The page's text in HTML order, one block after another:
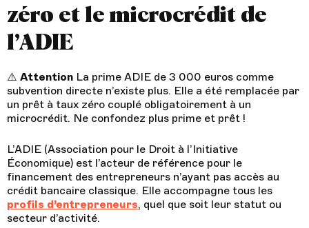
zéro et le microcrédit de
l’ADIE
⚠️ Attention La prime ADIE de 3 000 euros comme
subvention directe n’existe plus. Elle a été remplacée par
un prêt à taux zéro couplé obligatoirement à un
microcrédit. Ne confondez plus prime et prêt !
L’ADIE (Association pour le Droit à l’Initiative
Économique) est l’acteur de référence pour le
financement des entrepreneurs n’ayant pas accès au
crédit bancaire classique. Elle accompagne tous les
profils d’entrepreneurs, quel que soit leur statut ou
secteur d’activité.